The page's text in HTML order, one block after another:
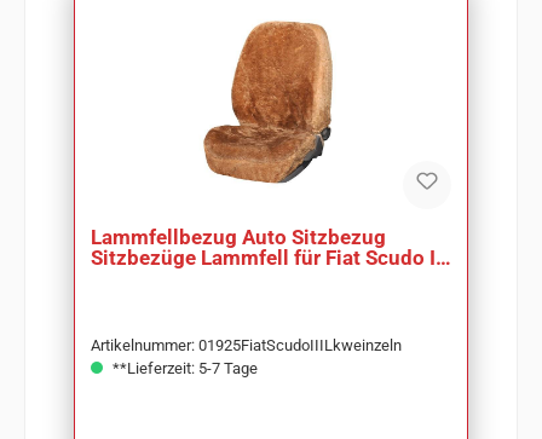
Lammfellbezug Auto Sitzbezug
Sitzbezüge Lammfell für Fiat Scudo III
Artikelnummer: 01925FiatScudoIIILkweinzeln
**Lieferzeit: 5-7 Tage